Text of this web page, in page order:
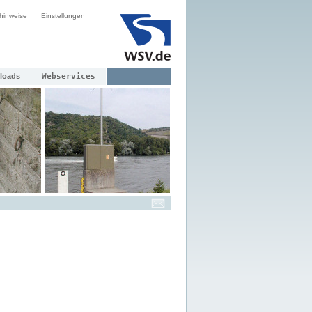
Einstellungen
Webservices